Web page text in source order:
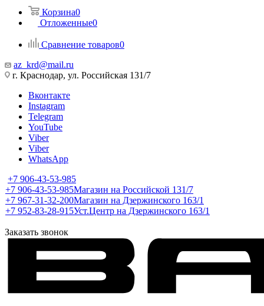
Корзина0
Отложенные0
Сравнение товаров0
az_krd@mail.ru
г. Краснодар, ул. Российская 131/7
Вконтакте
Instagram
Telegram
YouTube
Viber
Viber
WhatsApp
+7 906-43-53-985
+7 906-43-53-985Магазин на Российской 131/7
+7 967-31-32-200Магазин на Дзержинского 163/1
+7 952-83-28-915Уст.Центр на Дзержинского 163/1
Заказать звонок